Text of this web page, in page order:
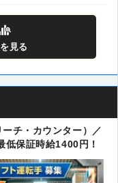
を見る
ーチ・カウンター）／
保証時給1400円！